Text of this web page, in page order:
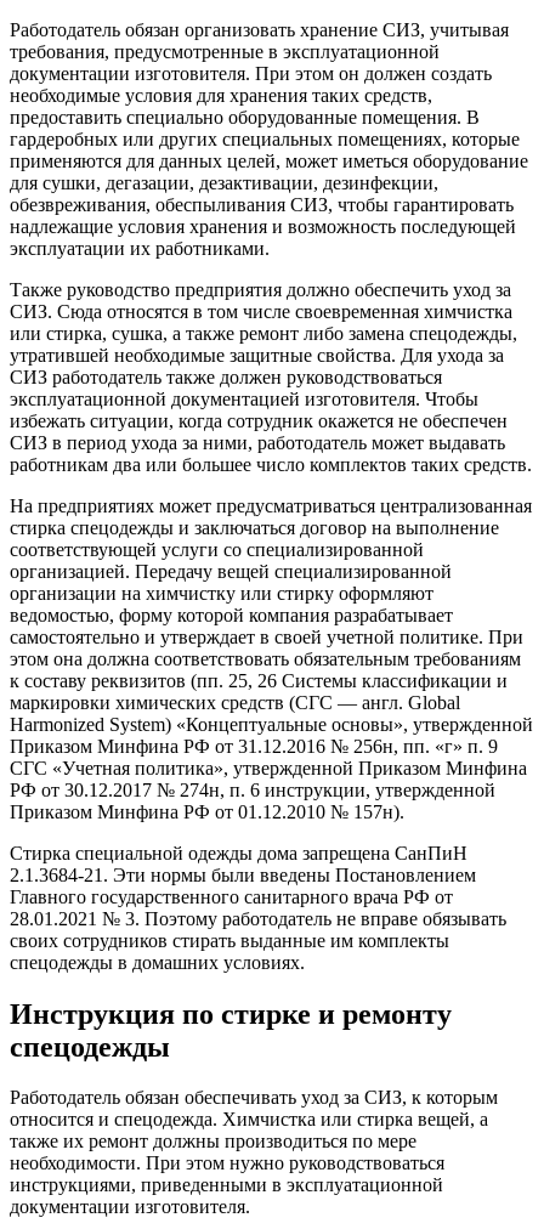
Работодатель обязан организовать хранение СИЗ, учитывая
требования, предусмотренные в эксплуатационной
документации изготовителя. При этом он должен создать
необходимые условия для хранения таких средств,
предоставить специально оборудованные помещения. В
гардеробных или других специальных помещениях, которые
применяются для данных целей, может иметься оборудование
для сушки, дегазации, дезактивации, дезинфекции,
обезвреживания, обеспыливания СИЗ, чтобы гарантировать
надлежащие условия хранения и возможность последующей
эксплуатации их работниками.
Также руководство предприятия должно обеспечить уход за
СИЗ. Сюда относятся в том числе своевременная химчистка
или стирка, сушка, а также ремонт либо замена спецодежды,
утратившей необходимые защитные свойства. Для ухода за
СИЗ работодатель также должен руководствоваться
эксплуатационной документацией изготовителя. Чтобы
избежать ситуации, когда сотрудник окажется не обеспечен
СИЗ в период ухода за ними, работодатель может выдавать
работникам два или большее число комплектов таких средств.
На предприятиях может предусматриваться централизованная
стирка спецодежды и заключаться договор на выполнение
соответствующей услуги со специализированной
организацией. Передачу вещей специализированной
организации на химчистку или стирку оформляют
ведомостью, форму которой компания разрабатывает
самостоятельно и утверждает в своей учетной политике. При
этом она должна соответствовать обязательным требованиям
к составу реквизитов (пп. 25, 26 Системы классификации и
маркировки химических средств (СГС — англ. Global
Harmonized System) «Концептуальные основы», утвержденной
Приказом Минфина РФ от 31.12.2016 № 256н, пп. «г» п. 9
СГС «Учетная политика», утвержденной Приказом Минфина
РФ от 30.12.2017 № 274н, п. 6 инструкции, утвержденной
Приказом Минфина РФ от 01.12.2010 № 157н).
Стирка специальной одежды дома запрещена СанПиН
2.1.3684-21. Эти нормы были введены Постановлением
Главного государственного санитарного врача РФ от
28.01.2021 № 3. Поэтому работодатель не вправе обязывать
своих сотрудников стирать выданные им комплекты
спецодежды в домашних условиях.
Инструкция по стирке и ремонту
спецодежды
Работодатель обязан обеспечивать уход за СИЗ, к которым
относится и спецодежда. Химчистка или стирка вещей, а
также их ремонт должны производиться по мере
необходимости. При этом нужно руководствоваться
инструкциями, приведенными в эксплуатационной
документации изготовителя.